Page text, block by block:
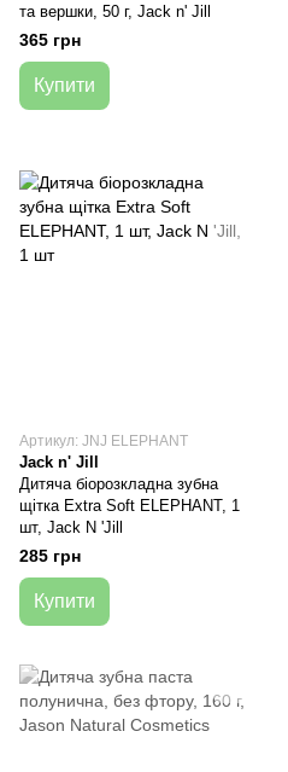
та вершки, 50 г, Jack n' Jill
365 грн
Купити
Артикул: JNJ ELEPHANT
Jack n' Jill
Дитяча біорозкладна зубна
щітка Extra Soft ELEPHANT, 1
шт, Jack N 'Jill
285 грн
Купити